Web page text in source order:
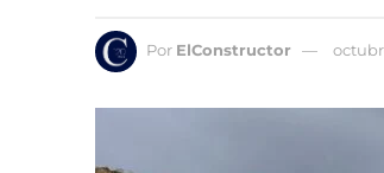
Por ElConstructor